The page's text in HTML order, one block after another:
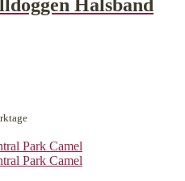
Halsband